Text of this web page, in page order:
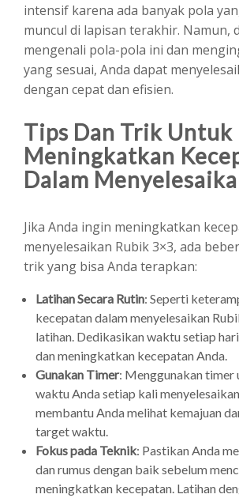
intensif karena ada banyak pola
muncul di lapisan terakhir. Namun,
mengenali pola-pola ini dan
yang sesuai, Anda dapat
dengan cepat dan efisien.
Tips Dan Trik Untuk
Meningkatkan
Dalam
Jika Anda ingin meningkatkan
menyelesaikan Rubik 3×3, ada
trik yang bisa Anda terapkan:
Latihan Secara Rutin: Seperti
kecepatan dalam menyelesaikan
latihan. Dedikasikan waktu setiap
dan meningkatkan kecepatan Anda.
Gunakan Timer: Menggunakan timer
waktu Anda setiap kali
membantu Anda melihat kemajuan
target waktu.
Fokus pada Teknik: Pastikan Anda
dan rumus dengan baik sebelum
meningkatkan kecepatan. Latihan